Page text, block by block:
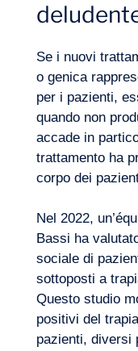
Se i nuovi
o genica
per i pazienti,
quando non
accade in
trattamento ha
corpo dei
Nel 2022,
Bassi ha
sociale di
sottoposti a
Questo studio
positivi del
pazienti, diversi